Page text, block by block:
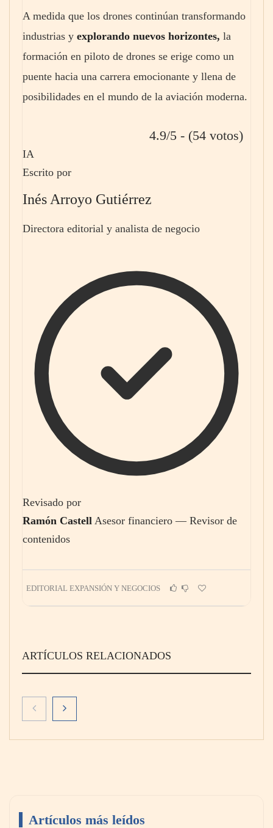
A medida que los drones continúan transformando
industrias y explorando nuevos horizontes, la
formación en piloto de drones se erige como un
puente hacia una carrera emocionante y llena de
posibilidades en el mundo de la aviación moderna.
4.9/5 - (54 votos)
IA
Escrito por
Inés Arroyo Gutiérrez
Directora editorial y analista de negocio
Revisado por
Ramón Castell Asesor financiero — Revisor de
contenidos
EDITORIAL EXPANSIÓN Y NEGOCIOS
ARTÍCULOS RELACIONADOS
Artículos más leídos